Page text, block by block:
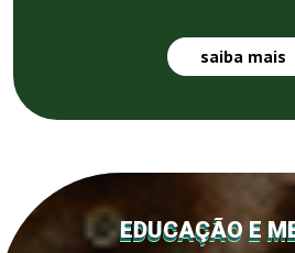
saiba mais
EDUCAÇÃO E